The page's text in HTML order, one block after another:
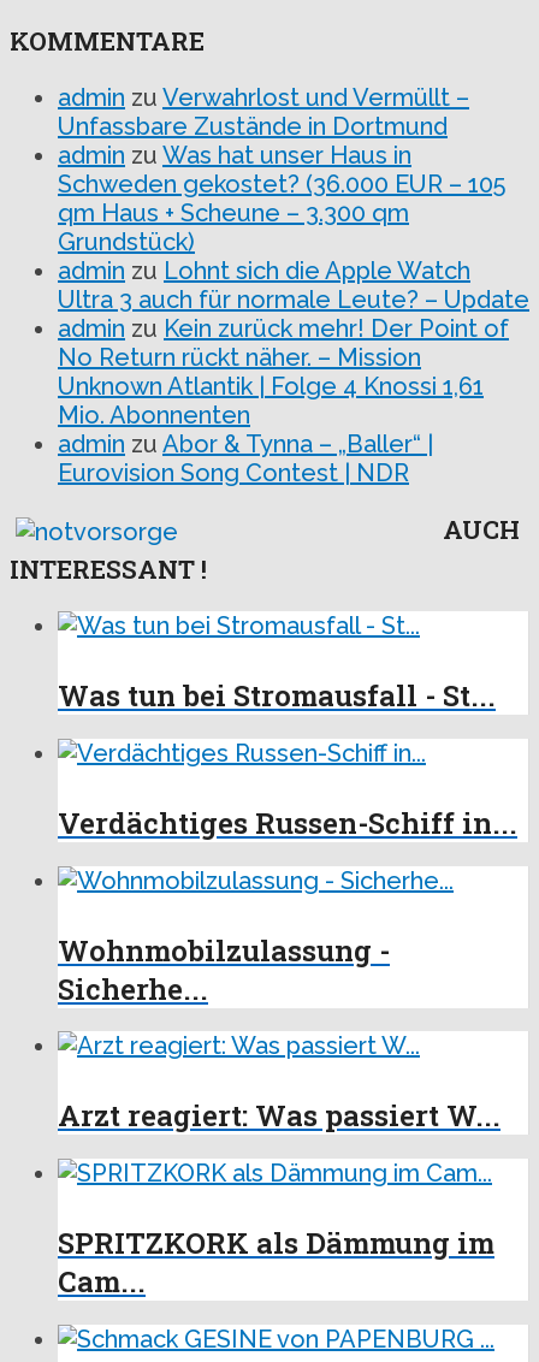
KOMMENTARE
admin zu Verwahrlost und Vermüllt –
Unfassbare Zustände in Dortmund
admin zu Was hat unser Haus in
Schweden gekostet? (36.000 EUR – 105
qm Haus + Scheune – 3.300 qm
Grundstück)
admin zu Lohnt sich die Apple Watch
Ultra 3 auch für normale Leute? – Update
admin zu Kein zurück mehr! Der Point of
No Return rückt näher. – Mission
Unknown Atlantik | Folge 4 Knossi 1,61
Mio. Abonnenten
admin zu Abor & Tynna – „Baller“ |
Eurovision Song Contest | NDR
AUCH
INTERESSANT !
Was tun bei Stromausfall - St...
Verdächtiges Russen-Schiff in...
Wohnmobilzulassung -
Sicherhe...
Arzt reagiert: Was passiert W...
SPRITZKORK als Dämmung im
Cam...